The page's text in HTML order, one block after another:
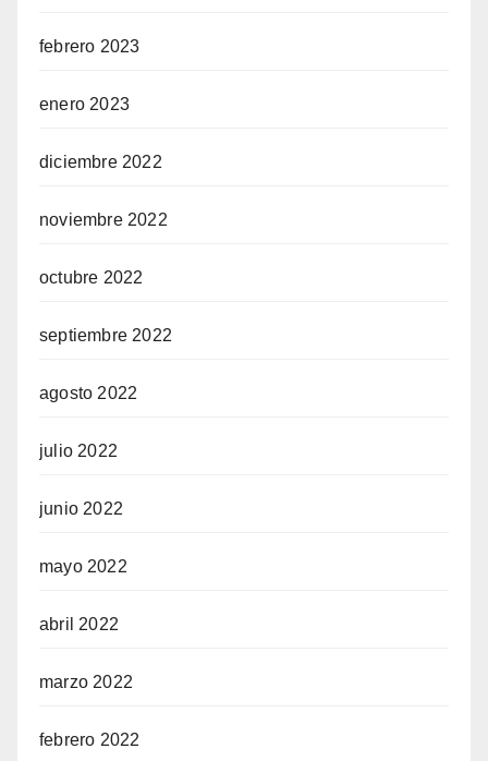
febrero 2023
enero 2023
diciembre 2022
noviembre 2022
octubre 2022
septiembre 2022
agosto 2022
julio 2022
junio 2022
mayo 2022
abril 2022
marzo 2022
febrero 2022